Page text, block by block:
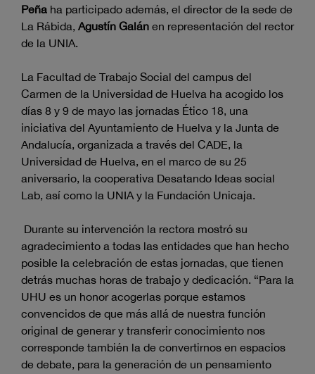
Peña ha participado además, el director de la sede de
La Rábida, Agustín Galán en representación del rector
de la UNIA.
La Facultad de Trabajo Social del campus del
Carmen de la Universidad de Huelva ha acogido los
días 8 y 9 de mayo las jornadas Ético 18, una
iniciativa del Ayuntamiento de Huelva y la Junta de
Andalucía, organizada a través del CADE, la
Universidad de Huelva, en el marco de su 25
aniversario, la cooperativa Desatando Ideas social
Lab, así como la UNIA y la Fundación Unicaja.
Durante su intervención la rectora mostró su
agradecimiento a todas las entidades que han hecho
posible la celebración de estas jornadas, que tienen
detrás muchas horas de trabajo y dedicación. “Para la
UHU es un honor acogerlas porque estamos
convencidos de que más allá de nuestra función
original de generar y transferir conocimiento nos
corresponde también la de convertirnos en espacios
de debate, para la generación de un pensamiento